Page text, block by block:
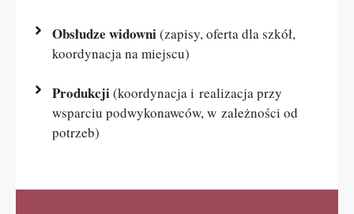
Obsłudze widowni(zapisy, oferta dla szkół,
koordynacja na miejscu)
Produkcji(koordynacja i realizacja przy
wsparciu podwykonawców, w zależności od
potrzeb)